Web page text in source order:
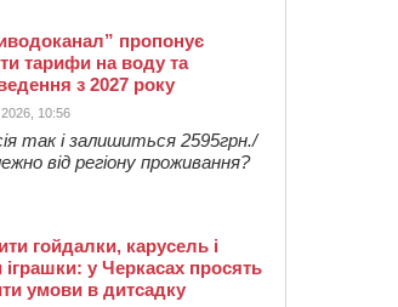
пропонує
тарифи на воду та
з 2027 року
10:56
так і залишиться 2595грн./
від регіону проживання?
гойдалки, карусель і
іграшки: у Черкасах просять
умови в дитсадку